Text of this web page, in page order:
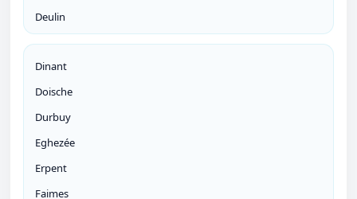
Deulin
Dinant
Doische
Durbuy
Eghezée
Erpent
Faimes